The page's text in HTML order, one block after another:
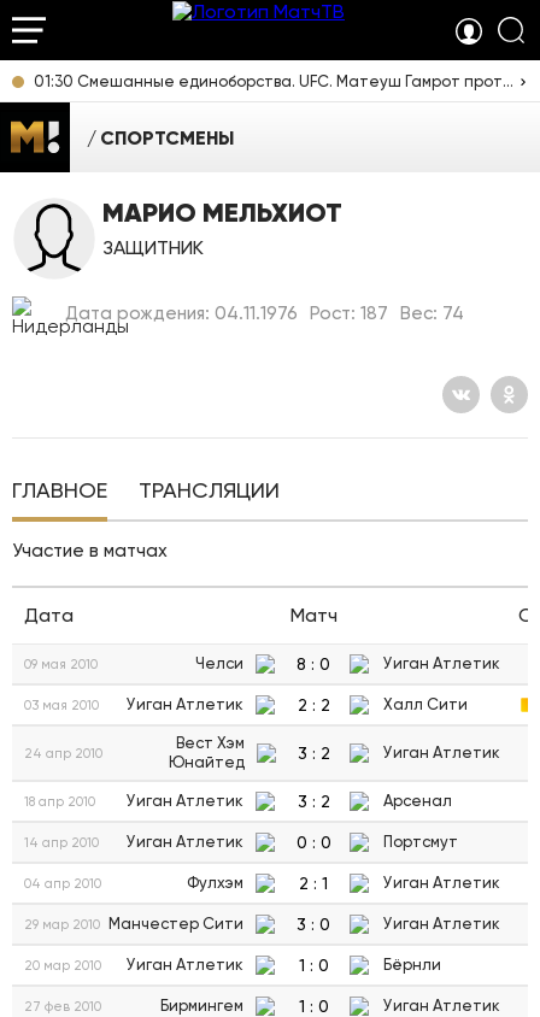
01:30 Смешанные единоборства. UFC. Матеуш Гамрот против Куиллана Салкиллда. Прямая трансляция из США
СПОРТСМЕНЫ
МАРИО МЕЛЬХИОТ
ЗАЩИТНИК
Дата рождения: 04.11.1976 Рост: 187 Вес: 74
ГЛАВНОЕ ТРАНСЛЯЦИИ
Участие в матчах
Дата Матч
09 мая 2010 Челси 8 : 0 Уиган Атлетик
03 мая 2010 Уиган Атлетик 2 : 2 Халл Сити
24 апр 2010
Вест Хэм
Юнайтед
3 : 2 Уиган Атлетик
18 апр 2010 Уиган Атлетик 3 : 2 Арсенал
14 апр 2010 Уиган Атлетик 0 : 0 Портсмут
04 апр 2010 Фулхэм 2 : 1 Уиган Атлетик
29 мар 2010 Манчестер Сити 3 : 0 Уиган Атлетик
20 мар 2010 Уиган Атлетик 1 : 0 Бёрнли
27 фев 2010 Бирмингем 1 : 0 Уиган Атлетик